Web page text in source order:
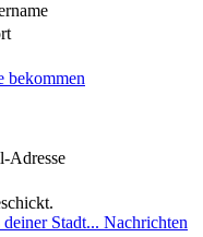
bekommen
Adresse
Nachrichten